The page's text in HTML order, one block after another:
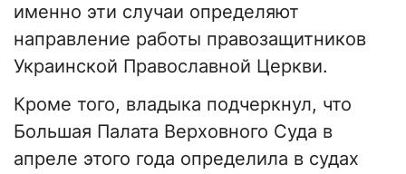
именно эти случаи определяют
направление работы правозащитников
Украинской Православной Церкви.
Кроме того, владыка подчеркнул, что
Большая Палата Верховного Суда в
апреле этого года определила в судах